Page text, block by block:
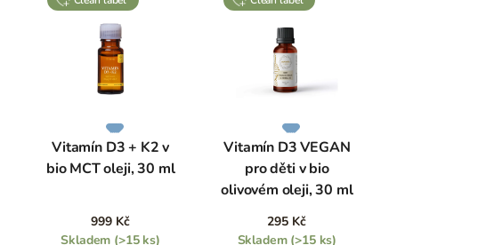
Vitamín D3 + K2 v
bio MCT oleji, 30 ml
999 Kč
Skladem (>15 ks)
Vitamín D3 VEGAN
pro děti v bio
olivovém oleji, 30 ml
295 Kč
Skladem (>15 ks)